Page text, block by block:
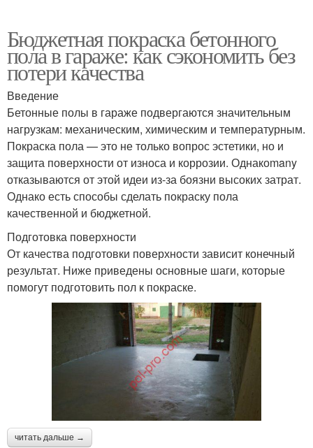
Бюджетная покраска бетонного
пола в гараже: как сэкономить без
потери качества
Введение
Бетонные полы в гараже подвергаются значительным
нагрузкам: механическим, химическим и температурным.
Покраска пола — это не только вопрос эстетики, но и
защита поверхности от износа и коррозии. Однакоmany
отказываются от этой идеи из-за боязни высоких затрат.
Однако есть способы сделать покраску пола
качественной и бюджетной.
Подготовка поверхности
От качества подготовки поверхности зависит конечный
результат. Ниже приведены основные шаги, которые
помогут подготовить пол к покраске.
читать дальше →